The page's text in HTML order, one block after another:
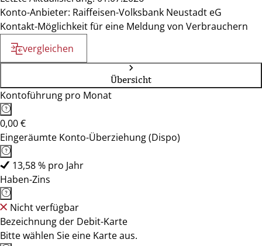
Konto-Anbieter: Raiffeisen-Volksbank Neustadt eG
Kontakt-Möglichkeit für eine Meldung von Verbrauchern
vergleichen
Übersicht
Kontoführung pro Monat
0,00 €
Eingeräumte Konto-Überziehung (Dispo)
13,58 % pro Jahr
Haben-Zins
Nicht verfügbar
Bezeichnung der Debit-Karte
Bitte wählen Sie eine Karte aus.